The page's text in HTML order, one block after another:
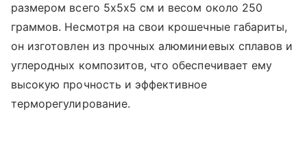
размером всего 5х5х5 см и весом около 250
граммов. Несмотря на свои крошечные габариты,
он изготовлен из прочных алюминиевых сплавов и
углеродных композитов, что обеспечивает ему
высокую прочность и эффективное
терморегулирование.